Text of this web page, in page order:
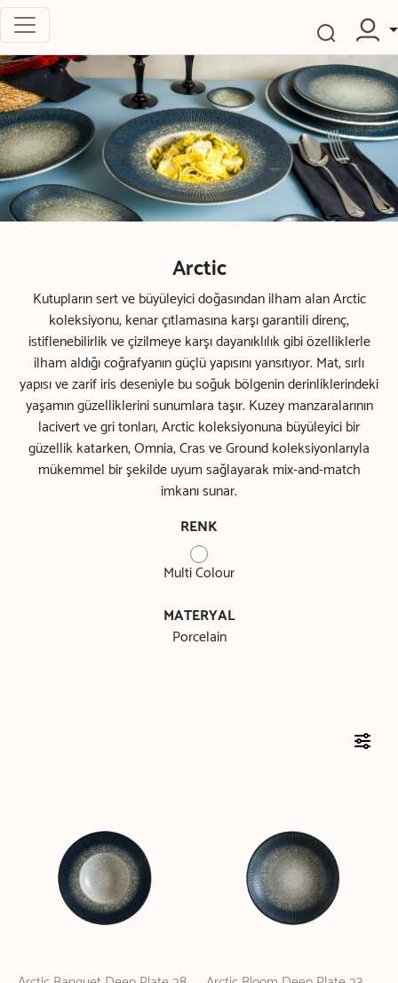
Arctic
Kutupların sert ve büyüleyici doğasından ilham alan Arctic
koleksiyonu, kenar çıtlamasına karşı garantili direnç,
istiflenebilirlik ve çizilmeye karşı dayanıklılık gibi özelliklerle
ilham aldığı coğrafyanın güçlü yapısını yansıtıyor. Mat, sırlı
yapısı ve zarif iris deseniyle bu soğuk bölgenin derinliklerindeki
yaşamın güzelliklerini sunumlara taşır. Kuzey manzaralarının
lacivert ve gri tonları, Arctic koleksiyonuna büyüleyici bir
güzellik katarken, Omnia, Cras ve Ground koleksiyonlarıyla
mükemmel bir şekilde uyum sağlayarak mix-and-match
imkanı sunar.
RENK
Multi Colour
MATERYAL
Porcelain